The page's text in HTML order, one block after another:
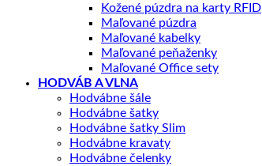
Kožené púzdra na karty RFID
Maľované púzdra
Maľované kabelky
Maľované peňaženky
Maľované Office sety
HODVÁB A VLNA
Hodvábne šále
Hodvábne šatky
Hodvábne šatky Slim
Hodvábne kravaty
Hodvábne čelenky